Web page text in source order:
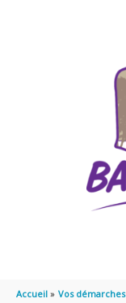
Accueil Vos démarches